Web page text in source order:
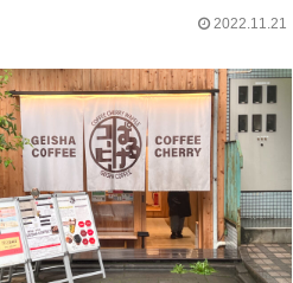
2022.11.21